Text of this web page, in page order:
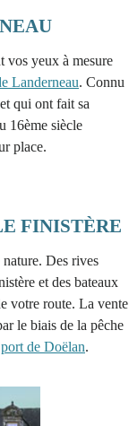
vos yeux à mesure
Landerneau. Connu
qui ont fait sa
16ème siècle
place.
FINISTÈRE
Des rives
et des bateaux
votre route. La vente
le biais de la pêche
port de Doëlan.